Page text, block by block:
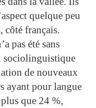
quelque peu
côté français.
pas été sans
sociolinguistique
de nouveaux
ayant pour langue
que 24 %,